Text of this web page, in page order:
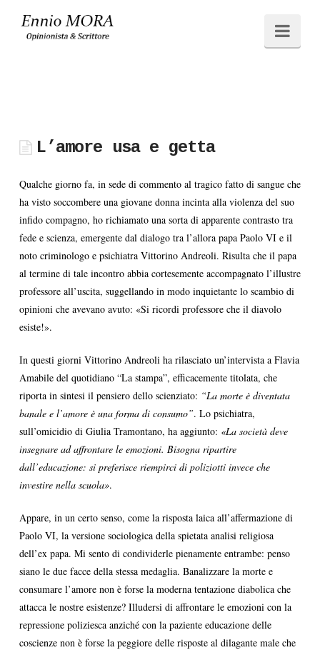
Ennio
L’amore usa e getta
Qualche giorno fa, in sede di commento al tragico fatto di sangue che
ha visto soccombere una giovane donna incinta alla violenza del suo
infido compagno, ho richiamato una sorta di apparente contrasto tra
fede e scienza, emergente dal dialogo tra l’allora papa Paolo VI e il
noto criminologo e psichiatra Vittorino Andreoli. Risulta che il papa
al termine di tale incontro abbia cortesemente accompagnato l’illustre
professore all’uscita, suggellando in modo inquietante lo scambio di
opinioni che avevano avuto: «Si ricordi professore che il diavolo
esiste!».
In questi giorni Vittorino Andreoli ha rilasciato un’intervista a Flavia
Amabile del quotidiano “La stampa”, efficacemente titolata, che
riporta in sintesi il pensiero dello scienziato: “La morte è diventata
banale e l’amore è una forma di consumo”. Lo psichiatra,
sull’omicidio di Giulia Tramontano, ha aggiunto: «La società deve
insegnare ad affrontare le emozioni. Bisogna ripartire
dall’educazione: si preferisce riempirci di poliziotti invece che
investire nella scuola».
Appare, in un certo senso, come la risposta laica all’affermazione di
Paolo VI, la versione sociologica della spietata analisi religiosa
dell’ex papa. Mi sento di condividerle pienamente entrambe: penso
siano le due facce della stessa medaglia. Banalizzare la morte e
consumare l’amore non è forse la moderna tentazione diabolica che
attacca le nostre esistenze? Illudersi di affrontare le emozioni con la
repressione poliziesca anziché con la paziente educazione delle
coscienze non è forse la peggiore delle risposte al dilagante male che